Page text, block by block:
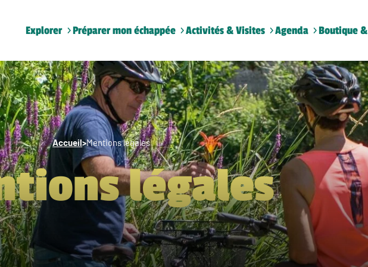
Explorer Préparer mon échappée Activités & Visites Agenda Boutique
Accueil>Mentions légales
légales